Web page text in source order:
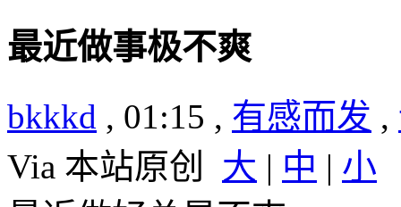
最近做事极不爽
bkkkd , 01:15 , 有感而发 ,
Via 本站原创
大 | 中 | 小